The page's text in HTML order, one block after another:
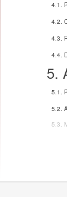
4.1.
4.2.
4.3.
4.4.
5.
5.1.
5.2. A
5.3.